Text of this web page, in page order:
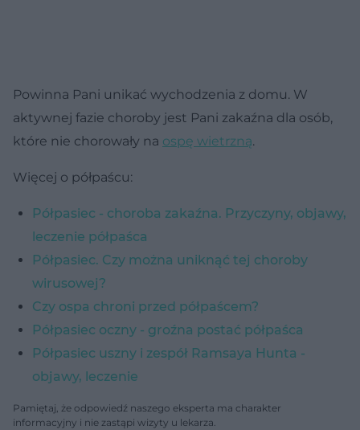
Powinna Pani unikać wychodzenia z domu. W
aktywnej fazie choroby jest Pani zakaźna dla osób,
które nie chorowały na ospę wietrzną.
Więcej o półpaścu:
Półpasiec - choroba zakaźna. Przyczyny, objawy,
leczenie półpaśca
Półpasiec. Czy można uniknąć tej choroby
wirusowej?
Czy ospa chroni przed półpaścem?
Półpasiec oczny - groźna postać półpaśca
Półpasiec uszny i zespół Ramsaya Hunta -
objawy, leczenie
Pamiętaj, że odpowiedź naszego eksperta ma charakter
informacyjny i nie zastąpi wizyty u lekarza.